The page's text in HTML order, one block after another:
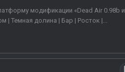
модификации «Dead Air 0.98b и
| Темная долина | Бар | Росток |...